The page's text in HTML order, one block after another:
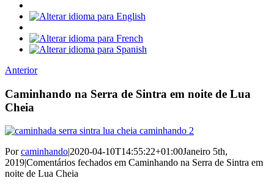
Anterior
Caminhando na Serra de Sintra em noite de Lua
Cheia
Porcaminhando|2020-04-10T14:55:22+01:00Janeiro 5th,
2019|Comentários fechados em Caminhando na Serra de Sintra em
noite de Lua Cheia